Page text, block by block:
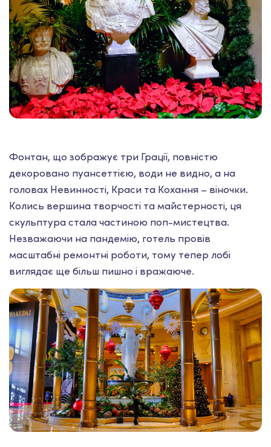
Фонтан, що зображує три Грації, повністю
декоровано пуансеттією, води не видно, а на
головах Невинності, Краси та Кохання – віночки.
Колись вершина творчості та майстерності, ця
скульптура стала частиною поп-мистецтва.
Незважаючи на пандемію, готель провів
масштабні ремонтні роботи, тому тепер лобі
виглядає ще більш пишно і вражаюче.